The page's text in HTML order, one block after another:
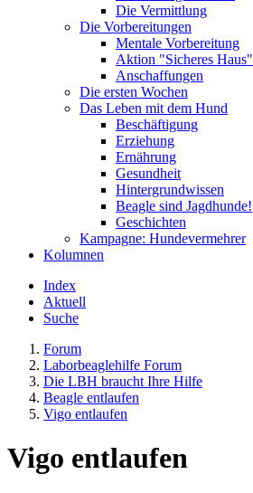
Die Vermittlung
Die Vorbereitungen
Mentale Vorbereitung
Aktion "Sicheres Haus"
Anschaffungen
Die ersten Wochen
Das Leben mit dem Hund
Beschäftigung
Erziehung
Ernährung
Gesundheit
Hintergrundwissen
Beagle sind Jagdhunde!
Geschichten
Kampagne: Hundevermehrer
Kolumnen
Index
Aktuell
Suche
Forum
Laborbeaglehilfe Forum
Die LBH braucht Ihre Hilfe
Beagle entlaufen
Vigo entlaufen
Vigo entlaufen